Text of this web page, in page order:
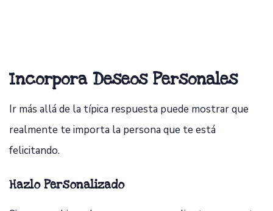
Incorpora Deseos Personales
Ir más allá de la típica respuesta puede mostrar que
realmente te importa la persona que te está
felicitando.
Hazlo Personalizado